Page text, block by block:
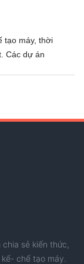
tạo máy, thời
Các dự án
sẻ kiến thức,
chế tạo máy.